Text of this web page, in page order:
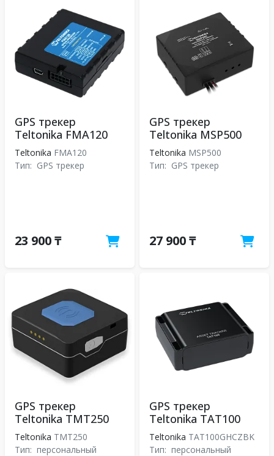
GPS трекер
Teltonika FMA120
Teltonika FMA120
Тип: GPS трекер
23 900 ₸
GPS трекер
Teltonika MSP500
Teltonika MSP500
Тип: GPS трекер
27 900 ₸
GPS трекер
Teltonika TMT250
Teltonika TMT250
Тип: персональный
GPS трекер
Teltonika TAT100
Teltonika TAT100GHCZBK
Тип: персональный